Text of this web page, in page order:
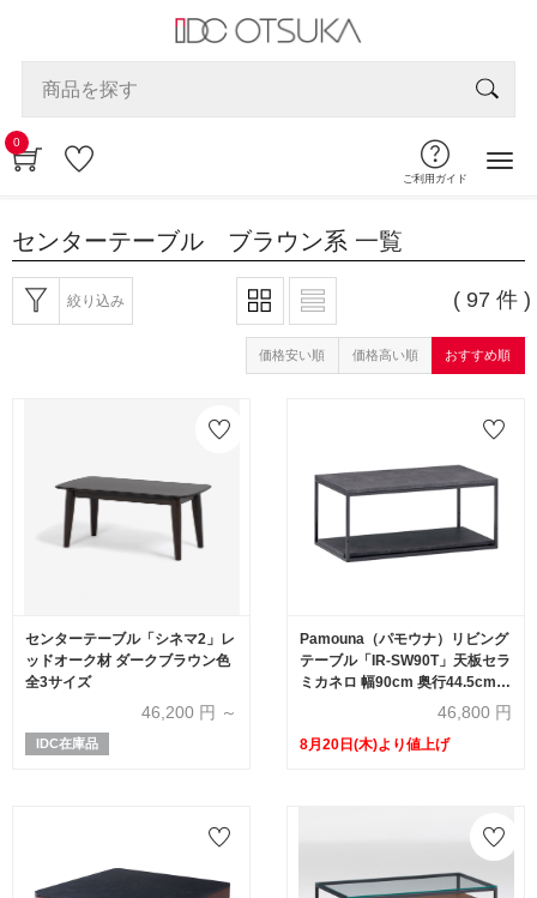
0
ご利用ガイド
センターテーブル ブラウン系 一覧
絞り込み ( 97 件 )
価格安い順 価格高い順 おすすめ順
センターテーブル「シネマ2」レ
ッドオーク材 ダークブラウン色
全3サイズ
46,200 円 ～
IDC在庫品
Pamouna（パモウナ）リビング
テーブル「IR-SW90T」天板セラ
ミカネロ 幅90cm 奥行44.5cm
46,800 円
8月20日(木)より値上げ